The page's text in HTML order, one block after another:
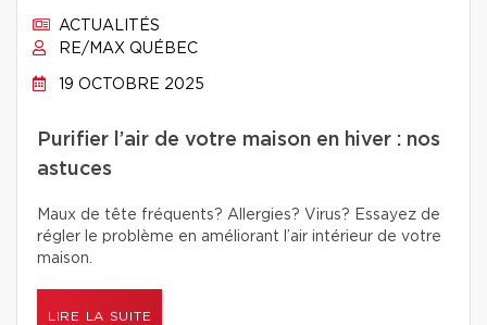
ACTUALITÉS
RE/MAX QUÉBEC
19 OCTOBRE 2025
Purifier l’air de votre maison en hiver : nos
astuces
Maux de tête fréquents? Allergies? Virus? Essayez de
régler le problème en améliorant l’air intérieur de votre
maison.
LIRE LA SUITE